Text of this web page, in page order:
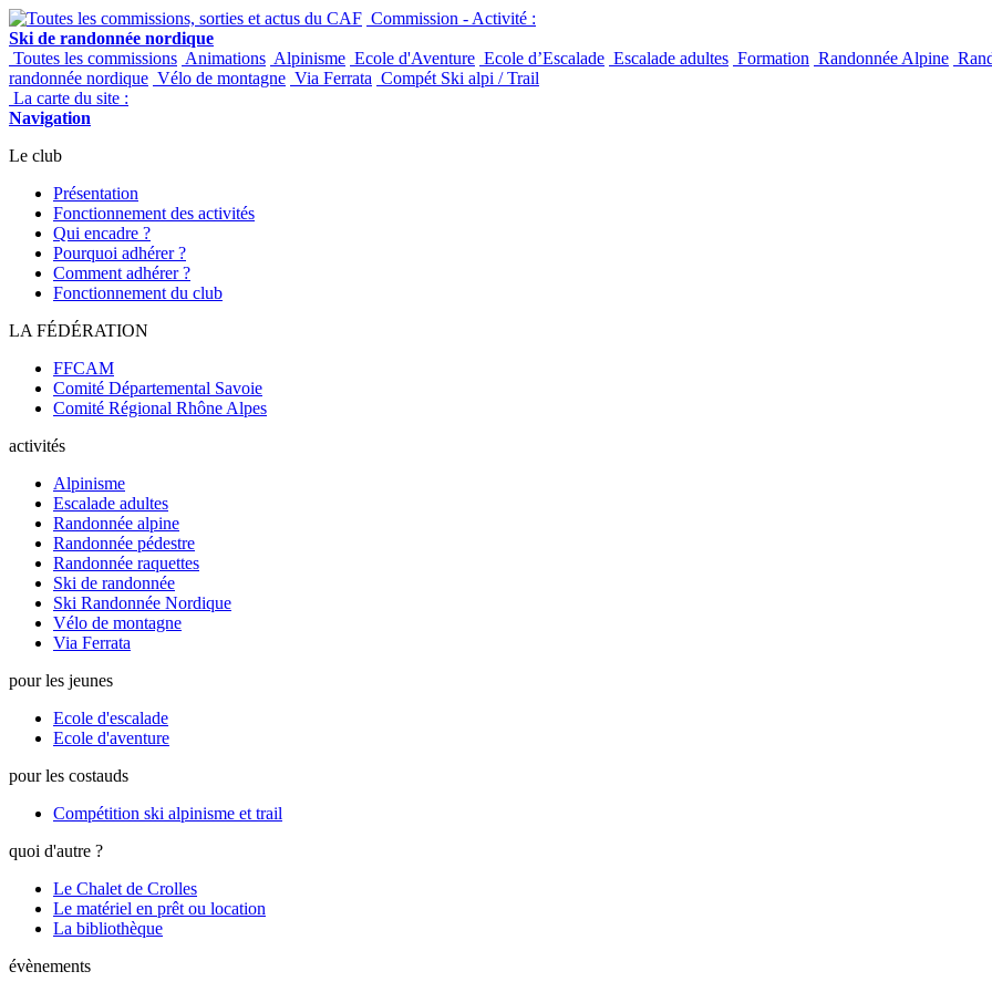
Commission - Activité :
Ski de randonnée nordique
Toutes les commissions Animations Alpinisme Ecole d'Aventure Ecole d’Escalade Escalade adultes Formation Randonnée Alpine
randonnée nordique Vélo de montagne Via Ferrata Compét Ski alpi / Trail
La carte du site :
Navigation
Le club
Présentation
Fonctionnement des activités
Qui encadre ?
Pourquoi adhérer ?
Comment adhérer ?
Fonctionnement du club
LA FÉDÉRATION
FFCAM
Comité Départemental Savoie
Comité Régional Rhône Alpes
activités
Alpinisme
Escalade adultes
Randonnée alpine
Randonnée pédestre
Randonnée raquettes
Ski de randonnée
Ski Randonnée Nordique
Vélo de montagne
Via Ferrata
pour les jeunes
Ecole d'escalade
Ecole d'aventure
pour les costauds
Compétition ski alpinisme et trail
quoi d'autre ?
Le Chalet de Crolles
Le matériel en prêt ou location
La bibliothèque
évènements